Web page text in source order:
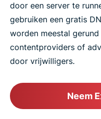
door een server te
gebruiken een gratis
worden meestal
contentproviders of
door vrijwilligers.
Neem